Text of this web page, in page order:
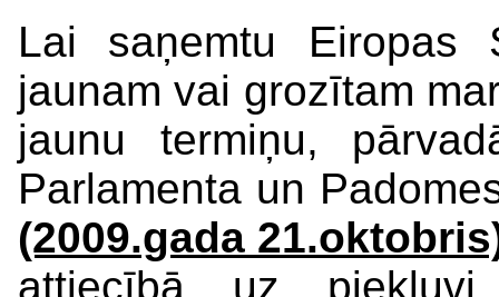
Lai saņemtu Eiropas
jaunam vai grozītam
jaunu termiņu,
Parlamenta un
(2009.gada
attiecībā uz piekļuvi